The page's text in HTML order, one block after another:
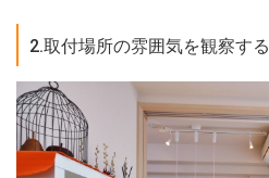
2.取付場所の雰囲気を観察する